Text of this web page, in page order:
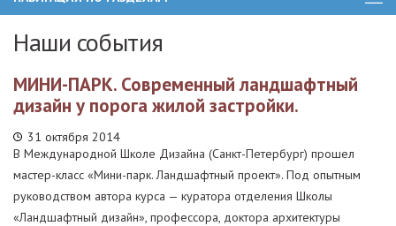
Наши события
МИНИ-ПАРК. Современный ландшафтный
дизайн у порога жилой застройки.
31 октября 2014
В Международной Школе Дизайна (Санкт-Петербург) прошел
мастер-класс «Мини-парк. Ландшафтный проект». Под опытным
руководством автора курса — куратора отделения Школы
«Ландшафтный дизайн», профессора, доктора архитектуры